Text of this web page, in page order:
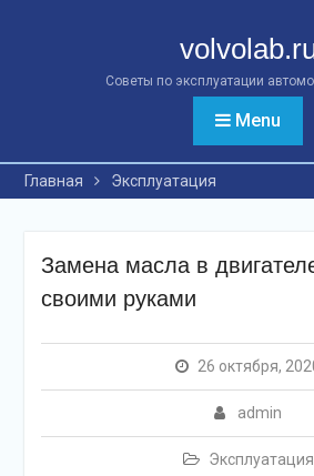
Советы по эксплуатации
Menu
Главная Эксплуатация
Замена масла в
своими руками
26 октября,
admin
Эксплуатация